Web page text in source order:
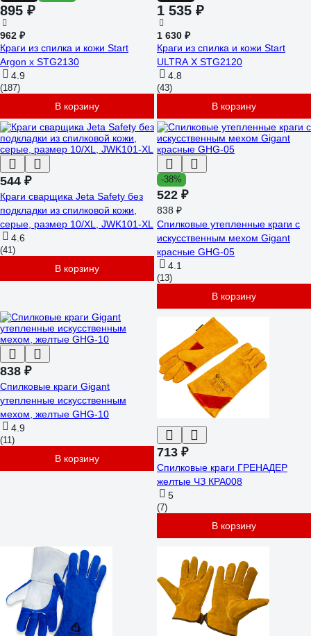
895 ₽
962 ₽
Краги из спилка и кожи Start
Argon x STG2130
4.9
(187)
В корзину
1 535 ₽
1 630 ₽
Краги из спилка и кожи Start
ULTRA X STG2120
4.8
(43)
В корзину
544 ₽
Краги сварщика Jeta Safety без
подкладки из спилковой кожи,
серые, размер 10/XL, JWK101-XL
4.6
(41)
В корзину
-38%
522 ₽
838 ₽
Спилковые утепленные краги с
искусственным мехом Gigant
красные GHG-05
4.1
(13)
В корзину
838 ₽
Спилковые краги Gigant
утепленные искусственным
мехом, желтые GHG-10
4.9
(11)
В корзину 713 ₽
Спилковые краги ГРЕНАДЕР
желтые ЧЗ КРА008
5
(7)
В корзину